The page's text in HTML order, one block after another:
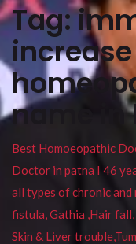
Tag:
name in
Best Homoeopathic
Doctor in patna I 46
all types of chronic and
fistula, Gathia ,Hair fall,
Skin & Liver